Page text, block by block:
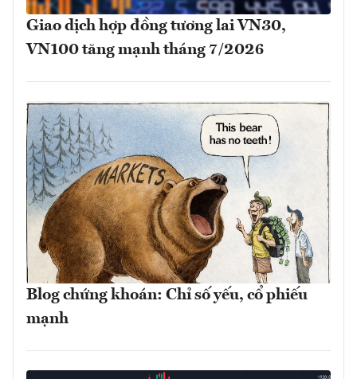
Giao dịch hợp đồng tương lai VN30,
VN100 tăng mạnh tháng 7/2026
Blog chứng khoán: Chỉ số yếu, cổ phiếu
mạnh